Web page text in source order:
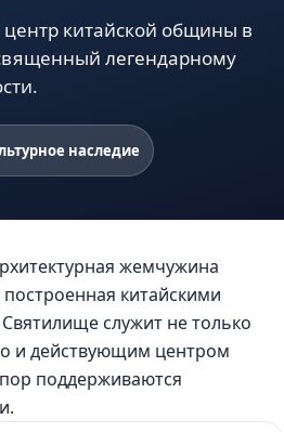
китайской общины в
легендарному
наследие
жемчужина
китайскими
служит не только
и действующим центром
поддерживаются